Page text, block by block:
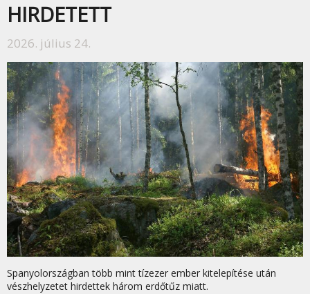
HIRDETETT
2026. július 24.
Spanyolországban több mint tízezer ember kitelepítése után
vészhelyzetet hirdettek három erdőtűz miatt.